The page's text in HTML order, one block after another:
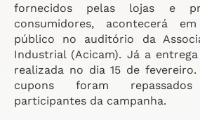
fornecidos pelas lojas e
consumidores, acontecerá
público no auditório da
Industrial (Acicam). Já a
realizada no dia 15 de
cupons foram
participantes da campanha.